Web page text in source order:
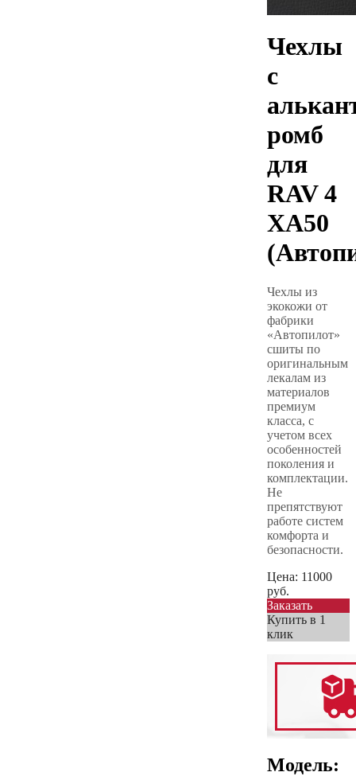
Чехлы
с
ромб
для
RAV 4
XA50
Чехлы из
экокожи от
фабрики
«Автопилот»
сшиты по
оригинальным
лекалам из
материалов
премиум
класса, с
учетом всех
особенностей
поколения и
комплектации.
Не
препятствуют
работе систем
комфорта и
безопасности.
Цена: 11000
руб.
Заказать
Купить в 1
клик
Модель: